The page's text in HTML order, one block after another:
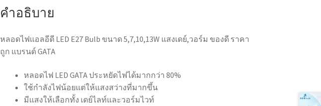
แบรนด์
ชิ้น
คำอธิบาย
หลอดไฟแอลอีดี LED E27 Bulb ขนาด 5,7,10,13W แสงเดย์,วอร์ม ของดี ราคา
ถูก แบรนด์ GATA
หลอดไฟ LED GATA ประหยัดไฟได้มากกว่า 80%
ใช้กำลังไฟน้อยแต่ให้แสงสว่างที่มากขึ้น
มีแสงให้เลือกทั้ง เดย์ไลท์และวอร์มไวท์